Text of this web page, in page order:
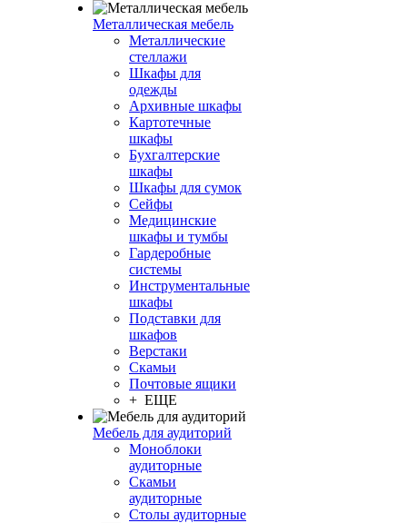
Металлическая мебель
Металлические
стеллажи
Шкафы для
одежды
Архивные шкафы
Картотечные
шкафы
Бухгалтерские
шкафы
Шкафы для сумок
Сейфы
Медицинские
шкафы и тумбы
Гардеробные
системы
Инструментальные
шкафы
Подставки для
шкафов
Верстаки
Скамьи
Почтовые ящики
+ ЕЩЕ
Мебель для аудиторий
Моноблоки
аудиторные
Скамьи
аудиторные
Столы аудиторные